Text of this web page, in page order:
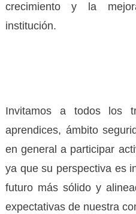
crecimiento y la
institución.
Invitamos a todos los
aprendices, ámbito
en general a participar
ya que su perspectiva es
futuro más sólido y
expectativas de nuestra